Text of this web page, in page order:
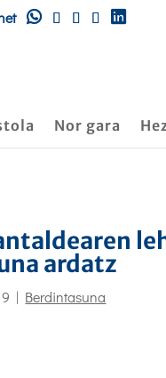
Nor gara
ardatz
| Berdintasuna